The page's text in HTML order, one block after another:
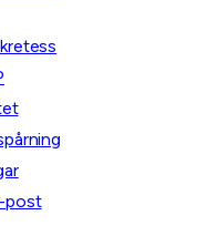
post